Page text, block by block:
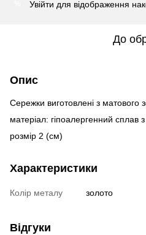
Увійти для відображення
До
Опис
Сережки виготовлені з матового
матеріал: гіпоалергенний сплав
розмір 2 (см)
Характеристики
Колір металу золото
Відгуки